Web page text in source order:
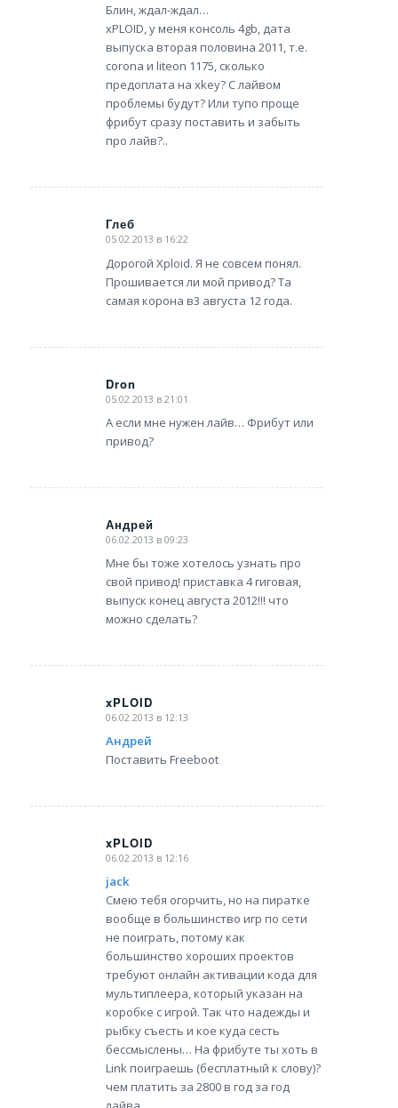
Блин, ждал-ждал…
xPLOID, у меня консоль 4gb, дата
выпуска вторая половина 2011, т.е.
corona и liteon 1175, сколько
предоплата на xkey? С лайвом
проблемы будут? Или тупо проще
фрибут сразу поставить и забыть
про лайв?..
Глеб
says:
05.02.2013 в 16:22
Дорогой Xploid. Я не совсем понял.
Прошивается ли мой привод? Та
самая корона в3 августа 12 года.
Dron
says:
05.02.2013 в 21:01
А если мне нужен лайв… Фрибут или
привод?
Андрей
says:
06.02.2013 в 09:23
Мне бы тоже хотелось узнать про
свой привод! приставка 4 гиговая,
выпуск конец августа 2012!!! что
можно сделать?
xPLOID
says:
06.02.2013 в 12:13
Андрей
Поставить Freeboot
xPLOID
says:
06.02.2013 в 12:16
jack
Смею тебя огорчить, но на пиратке
вообще в большинство игр по сети
не поиграть, потому как
большинство хороших проектов
требуют онлайн активации кода для
мультиплеера, который указан на
коробке с игрой. Так что надежды и
рыбку съесть и кое куда сесть
бессмыслены… На фрибуте ты хоть в
Link поиграешь (бесплатный к слову)?
чем платить за 2800 в год за год